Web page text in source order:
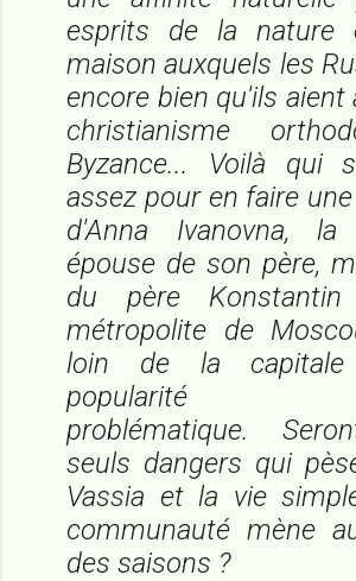
esprits de la nature
maison auxquels les
encore bien qu'ils aient
christianisme
Byzance... Voilà qui
assez pour en faire
d'Anna Ivanovna, la
épouse de son père,
du père
métropolite de
loin de la
popularité
problématique.
seuls dangers qui
Vassia et la vie
communauté mène
des saisons ?